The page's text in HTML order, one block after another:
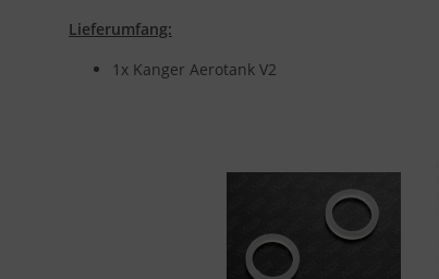
Lieferumfang:
1x Kanger Aerotank V2